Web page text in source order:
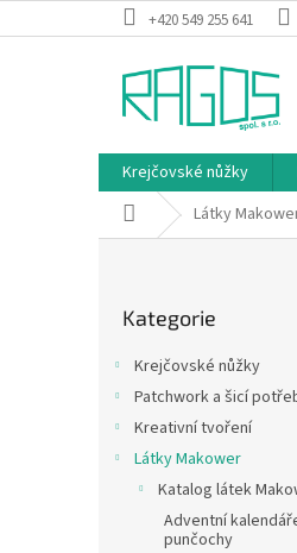
na
+420 549 255 641
Krejčovské nůžky
Domů Látky
kategorie
Kategorie
Krejčovské nůžky
Patchwork a šicí
Kreativní tvoření
Látky Makower
Katalog látek
Adventní
punčochy